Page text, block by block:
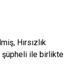
Hırsızlık
şüpheli ile birlikte